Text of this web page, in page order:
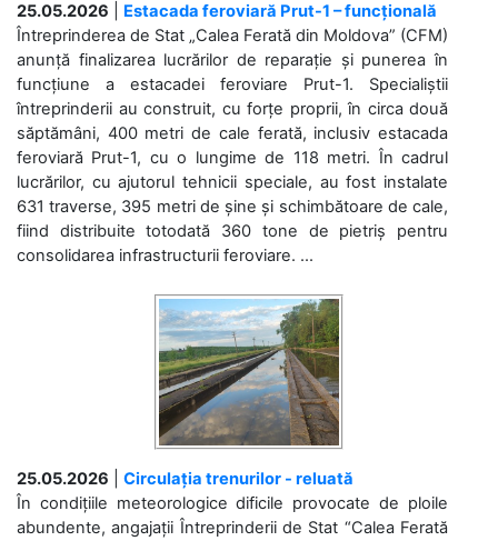
25.05.2026
Estacada feroviară Prut-1 – funcțională
Întreprinderea de Stat „Calea Ferată din Moldova” (CFM)
anunță finalizarea lucrărilor de reparație și punerea în
funcțiune a estacadei feroviare Prut-1. Specialiștii
întreprinderii au construit, cu forțe proprii, în circa două
săptămâni, 400 metri de cale ferată, inclusiv estacada
feroviară Prut-1, cu o lungime de 118 metri. În cadrul
lucrărilor, cu ajutorul tehnicii speciale, au fost instalate
631 traverse, 395 metri de șine și schimbătoare de cale,
fiind distribuite totodată 360 tone de pietriș pentru
consolidarea infrastructurii feroviare. ...
25.05.2026
Circulația trenurilor - reluată
În condițiile meteorologice dificile provocate de ploile
abundente, angajații Întreprinderii de Stat “Calea Ferată